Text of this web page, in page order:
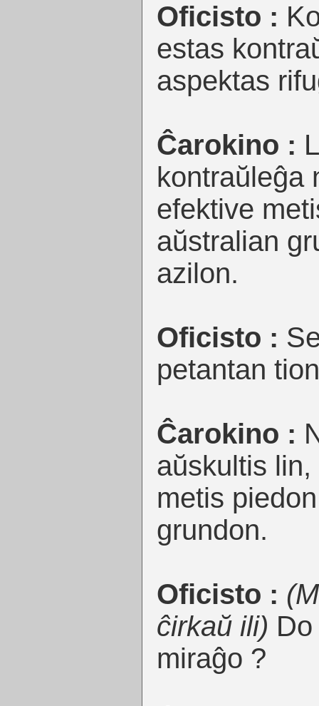
Oficisto :
estas
aspektas
Ĉarokino :
kontraŭleĝa
efektive
aŭstralian
azilon.
Oficisto :
petantan
Ĉarokino :
aŭskultis
metis
grundon.
Oficisto :
ĉirkaŭ ili)
miraĝo ?